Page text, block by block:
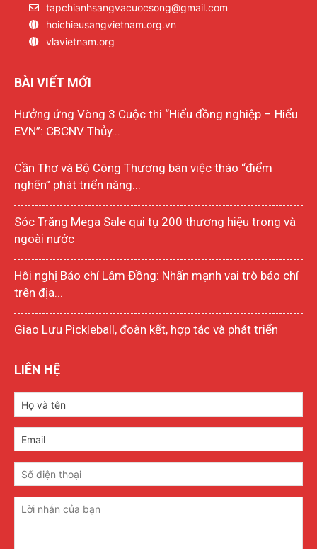
tapchianhsangvacuocsong@gmail.com
hoichieusangvietnam.org.vn
vlavietnam.org
BÀI VIẾT MỚI
Hưởng ứng Vòng 3 Cuộc thi “Hiểu đồng nghiệp – Hiểu
EVN”: CBCNV Thủy...
Cần Thơ và Bộ Công Thương bàn việc tháo “điểm
nghẽn” phát triển năng...
Sóc Trăng Mega Sale qui tụ 200 thương hiệu trong và
ngoài nước
Hôi nghị Báo chí Lâm Đồng: Nhấn mạnh vai trò báo chí
trên địa...
Giao Lưu Pickleball, đoàn kết, hợp tác và phát triển
LIÊN HỆ